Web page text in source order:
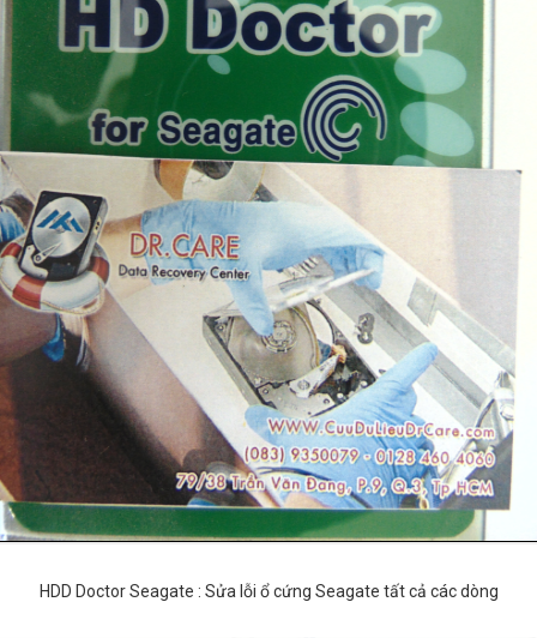
HDD Doctor Seagate : Sửa lỗi ổ cứng Seagate tất cả các dòng